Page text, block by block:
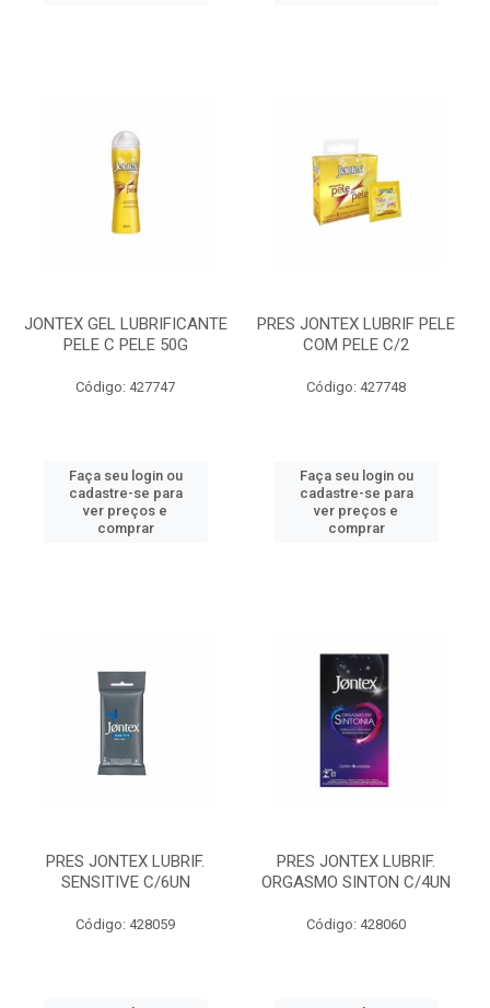
JONTEX GEL LUBRIFICANTE
PELE C PELE 50G
Código: 427747
Faça seu login ou
cadastre-se para
ver preços e
comprar
PRES JONTEX LUBRIF PELE
COM PELE C/2
Código: 427748
Faça seu login ou
cadastre-se para
ver preços e
comprar
PRES JONTEX LUBRIF.
SENSITIVE C/6UN
Código: 428059
PRES JONTEX LUBRIF.
ORGASMO SINTON C/4UN
Código: 428060